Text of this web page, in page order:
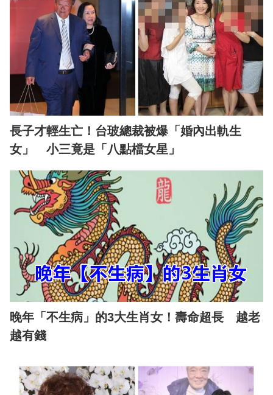
長子才輕生亡！台玻總裁被爆「婚內出軌生
女」 小三竟是「八點檔女星」
晚年「不生病」的3大生肖女！壽命超長 越老
越有錢